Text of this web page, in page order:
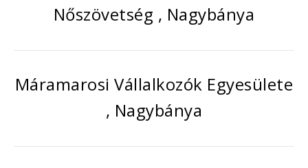
Nőszövetség , Nagybánya
Máramarosi Vállalkozók Egyesülete
, Nagybánya